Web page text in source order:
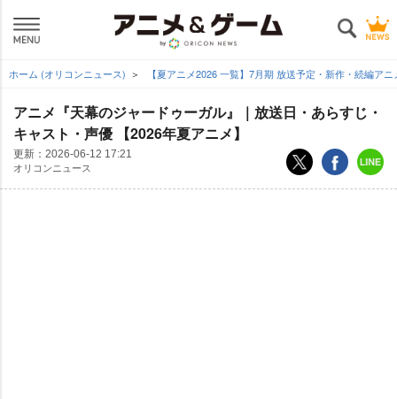
ホーム (オリコンニュース) 【夏アニメ2026 一覧】7月期 放送予定・新作・続編ア
アニメ『天幕のジャードゥーガル』｜放送日・あらすじ・
キャスト・声優 【2026年夏アニメ】
更新： 2026-06-12 17:21
オリコンニュース